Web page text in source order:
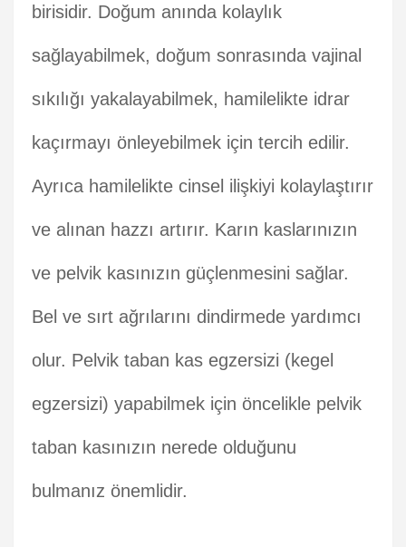
birisidir. Doğum anında kolaylık
sağlayabilmek, doğum sonrasında vajinal
sıkılığı yakalayabilmek, hamilelikte idrar
kaçırmayı önleyebilmek için tercih edilir.
Ayrıca hamilelikte cinsel ilişkiyi kolaylaştırır
ve alınan hazzı artırır. Karın kaslarınızın
ve pelvik kasınızın güçlenmesini sağlar.
Bel ve sırt ağrılarını dindirmede yardımcı
olur. Pelvik taban kas egzersizi (kegel
egzersizi) yapabilmek için öncelikle pelvik
taban kasınızın nerede olduğunu
bulmanız önemlidir.